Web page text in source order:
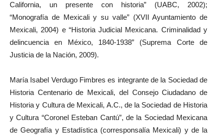
California, un presente con historia” (UABC, 2002);
“Monografía de Mexicali y su valle” (XVII Ayuntamiento de
Mexicali, 2004) e “Historia Judicial Mexicana. Criminalidad y
delincuencia en México, 1840-1938” (Suprema Corte de
Justicia de la Nación, 2009).
María Isabel Verdugo Fimbres es integrante de la Sociedad de
Historia Centenario de Mexicali, del Consejo Ciudadano de
Historia y Cultura de Mexicali, A.C., de la Sociedad de Historia
y Cultura “Coronel Esteban Cantú”, de la Sociedad Mexicana
de Geografía y Estadística (corresponsalía Mexicali) y de la